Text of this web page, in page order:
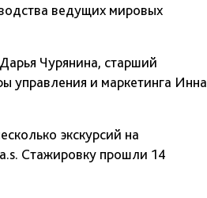
ведущих мировых
Чурянина, старший
управления и маркетинга Инна
экскурсий на
Стажировку прошли 14